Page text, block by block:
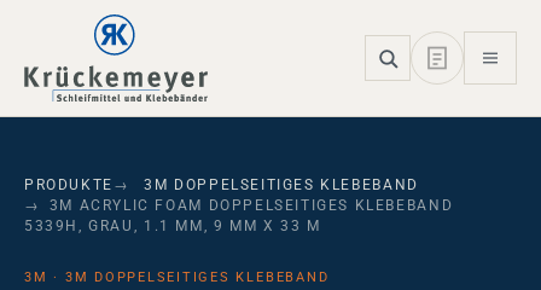
Skip to main navigation
Skip to main content
Skip to page footer
PRODUKTE
3M DOPPELSEITIGES KLEBEBAND
3M ACRYLIC FOAM DOPPELSEITIGES KLEBEBAND
5339H, GRAU, 1.1 MM, 9 MM X 33 M
3M · 3M DOPPELSEITIGES KLEBEBAND